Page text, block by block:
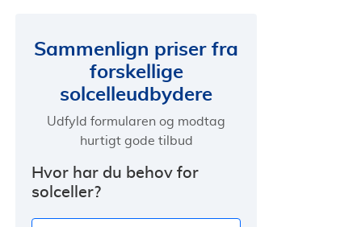
Sammenlign priser fra
forskellige
solcelleudbydere
Udfyld formularen og modtag
hurtigt gode tilbud
Hvor har du behov for
solceller?